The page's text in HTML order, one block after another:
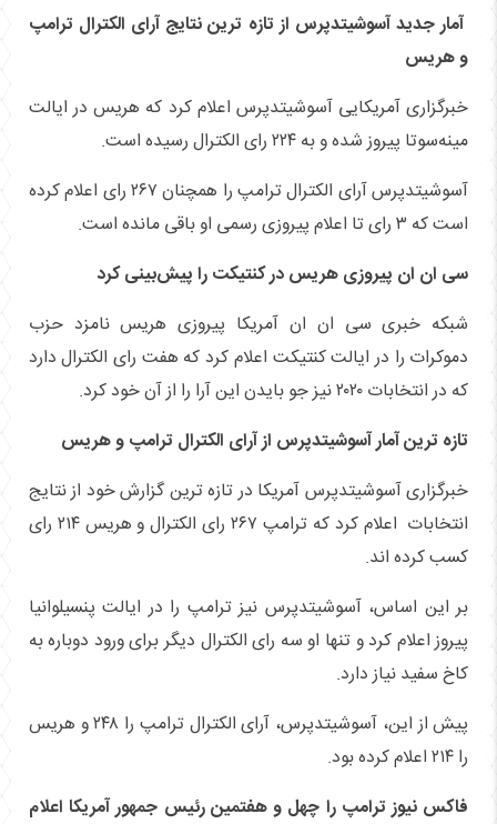
آمار جدید آسوشیتدپرس از تازه ترین نتایج آرای الکترال ترامپ
و هریس
خبرگزاری آمریکایی آسوشیتدپرس اعلام کرد که هریس در ایالت
مینه‌سوتا پیروز شده و به ۲۲۴ رای الکترال رسیده است.
آسوشیتدپرس آرای الکترال ترامپ را همچنان ۲۶۷ رای اعلام کرده
است که ۳ رای تا اعلام پیروزی رسمی او باقی مانده است.
سی‌ ان ‌ان پیروزی هریس در کنتیکت را پیش‌بینی کرد
شبکه خبری سی ان ان آمریکا پیروزی هریس نامزد حزب
دموکرات را در ایالت کنتیکت اعلام کرد که هفت رای الکترال دارد
که در انتخابات ۲۰۲۰ نیز جو بایدن این آرا را از آن خود کرد.
تازه ترین آمار آسوشیتدپرس از آرای الکترال ترامپ و هریس
خبرگزاری آسوشیتدپرس آمریکا در تازه ترین گزارش خود از نتایج
انتخابات اعلام کرد که ترامپ ۲۶۷ رای الکترال و هریس ۲۱۴ رای
کسب کرده اند.
بر این اساس، آسوشیتدپرس نیز ترامپ را در ایالت پنسیلوانیا
پیروز اعلام کرد و تنها او سه رای الکترال دیگر برای ورود دوباره به
کاخ سفید نیاز دارد.
پیش از این، آسوشیتدپرس، آرای الکترال ترامپ را ۲۴۸ و هریس
را ۲۱۴ اعلام کرده بود.
فاکس نیوز ترامپ را چهل و هفتمین رئیس جمهور آمریکا اعلام